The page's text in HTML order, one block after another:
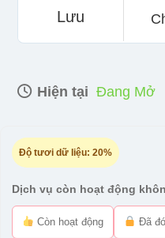
Lưu
Hiện tại Đang Mở
Độ tươi dữ liệu: 20%
Dịch vụ còn hoạt động
Còn hoạt động Đã